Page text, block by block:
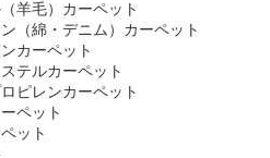
羊毛）カーペット
（綿・デニム）カーペット
カーペット
テルカーペット
ピレンカーペット
ペット
ット